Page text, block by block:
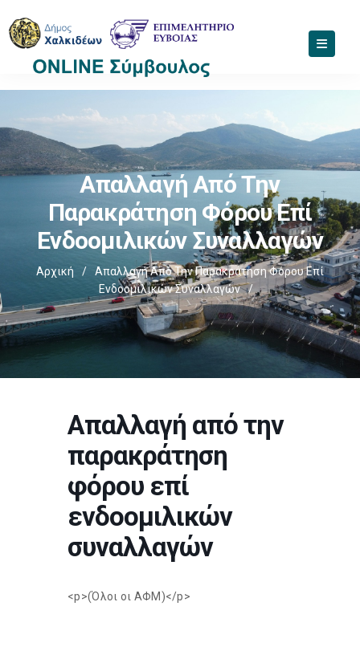
Απαλλαγή Από Την
Παρακράτηση Φόρου Επί
Ενδοομιλικών Συναλλαγών
Αρχική /
Απαλλαγή Από Την Παρακράτηση Φόρου Επί
Ενδοομιλικών Συναλλαγών
/
Απαλλαγή από την
παρακράτηση
φόρου επί
ενδοομιλικών
συναλλαγών
<p>(Όλοι οι ΑΦΜ)</p>